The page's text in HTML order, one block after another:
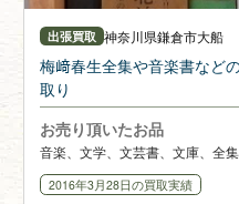
出張買取 神奈川県鎌倉市大船
梅﨑春生全集や音楽書など
取り
お売り頂いたお品
音楽、文学、文芸書、文庫、全集
2016年3月28日の買取実績